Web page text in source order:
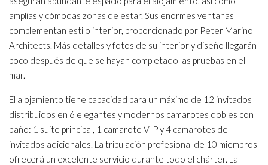
amplias y cómodas zonas de estar. Sus enormes ventanas
complementan estilo interior, proporcionado por Peter Marino
Architects. Más detalles y fotos de su interior y diseño llegarán
poco después de que se hayan completado las pruebas en el
mar.
El alojamiento tiene capacidad para un máximo de 12 invitados
distribuidos en 6 elegantes y modernos camarotes dobles con
baño: 1 suite principal, 1 camarote VIP y 4 camarotes de
invitados adicionales. La tripulación profesional de 10 miembros
ofrecerá un excelente servicio durante todo el chárter. La